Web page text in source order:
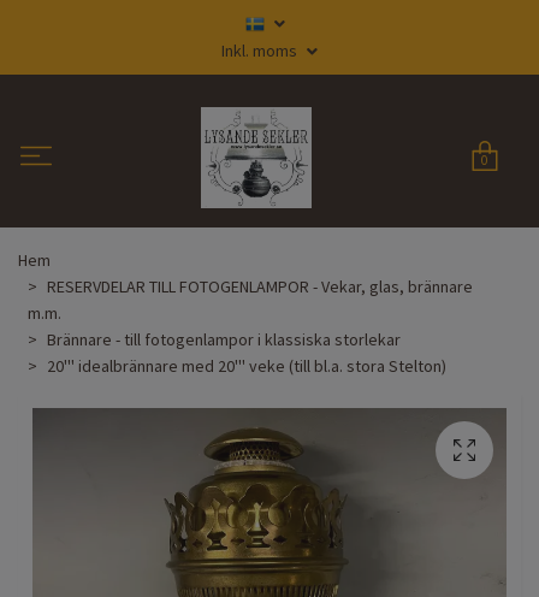
Inkl. moms
0
Hem
RESERVDELAR TILL FOTOGENLAMPOR - Vekar, glas, brännare
m.m.
Brännare - till fotogenlampor i klassiska storlekar
20''' idealbrännare med 20''' veke (till bl.a. stora Stelton)